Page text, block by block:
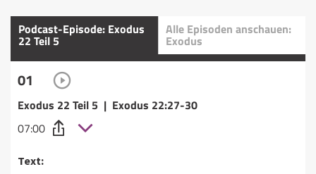
Podcast-Episode: Exodus
22 Teil 5
Alle Episoden anschauen:
Exodus
01
Exodus 22 Teil 5 | Exodus 22:27-30
07:00
Text: